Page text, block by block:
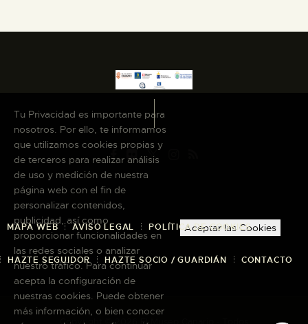
MAPA WEB AVISO LEGAL POLÍTICA DE COOKIES
HAZTE SEGUIDOR HAZTE SOCIO / GUARDIÁN CONTACTO
Copyright © 2026 El Museo Canario · Todos
Tu Privacidad es importante para
nosotros. Por ello, te informamos
que utilizamos cookies propias y
de terceros para realizar análisis
de uso y medición de nuestra
página web con el fin de
personalizar contenidos,
publicidad, así como
proporcionar funcionalidades en
las redes sociales o analizar
nuestro tráfico. Para continuar
acepta la configuración de
nuestras cookies. Puede obtener
más información, o bien conocer
Aceptar las Cookies